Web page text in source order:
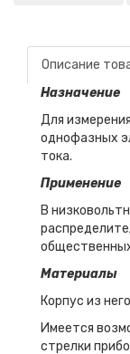
Описание
Назначение
Для
однофазных
тока.
Применение
В
Материалы
Корпус из
Имеется
стрелки